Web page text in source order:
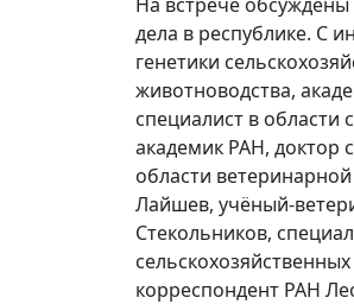
дела в республике. С
генетики
животноводства,
специалист в области
академик РАН, доктор
области
Лайшев, учёный-
Стекольников,
корреспондент РАН